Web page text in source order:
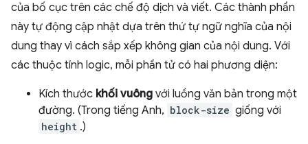
của bố cục trên các chế độ dịch và viết. Các thành phần
này tự động cập nhật dựa trên thứ tự ngữ nghĩa của nội
dung thay vì cách sắp xếp không gian của nội dung. Với
các thuộc tính logic, mỗi phần tử có hai phương diện:
Kích thước khối vuông với luồng văn bản trong một
đường. (Trong tiếng Anh, block-size giống với
height .)